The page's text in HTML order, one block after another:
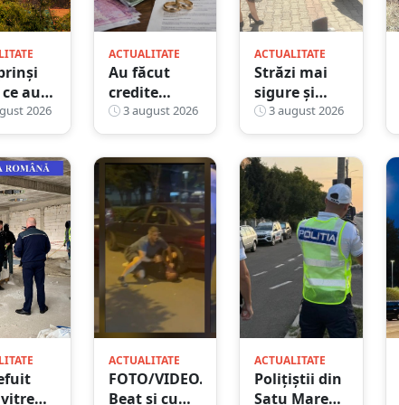
au
Turnul
de
2026
ACTUALITATE
Au făcut
credite
online pe
numele
altor
oameni,
apoi le-au
spus
victimelor că
banii sunt
din...
moștenire
3 august 2026
ACTUALITATE
Străzi mai
sigure și
facturi mai
mici:
Terebești
investește
masiv în
iluminatul
public
3 august 2026
ACTUALITATE
FOTO/VIDEO.
Beat și cu
ACTUALITATE
Polițiștii din
Satu Mare